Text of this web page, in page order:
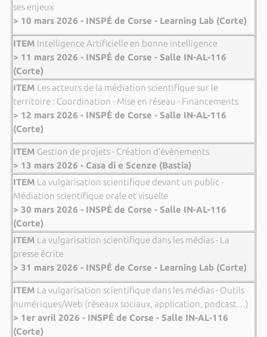
ses enjeux
> 10 mars 2026 - INSPÉ de Corse - Learning Lab (Corte)
ITEM Intelligence Artificielle en bonne intelligence
> 11 mars 2026 - INSPÉ de Corse - Salle IN-AL-116
(Corte)
ITEM Les acteurs de la médiation scientifique sur le
territoire : Coordination - Mise en réseau - Financements
> 12 mars 2026 - INSPÉ de Corse - Salle IN-AL-116
(Corte)
ITEM Gestion de projets - Création d’évènements
> 13 mars 2026 - Casa di e Scenze (Bastia)
ITEM La vulgarisation scientifique devant un public -
Médiation scientifique orale et visuelle
> 30 mars 2026 - INSPÉ de Corse - Salle IN-AL-116
(Corte)
ITEM La vulgarisation scientifique dans les médias - La
presse écrite
> 31 mars 2026 - INSPÉ de Corse - Learning Lab (Corte)
ITEM La vulgarisation scientifique dans les médias - Outils
numériques/Web (réseaux sociaux, application, podcast…)
> 1er avril 2026 - INSPÉ de Corse - Salle IN-AL-116
(Corte)